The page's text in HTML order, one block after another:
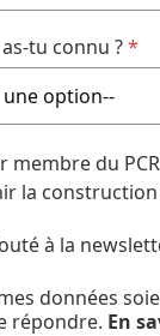
tu connu ?*
membre du PCR
la construction
à la
données
répondre. En